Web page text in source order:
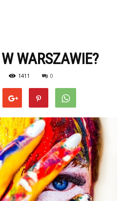
WARSZAWIE?
1411 0